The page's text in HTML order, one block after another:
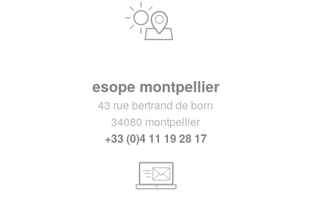
esope montpellier
43 rue bertrand de born
34080 montpellier
+33 (0)4 11 19 28 17